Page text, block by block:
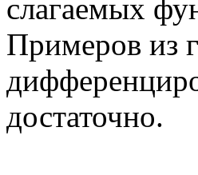
слагаемых
Примеров из
достаточно.